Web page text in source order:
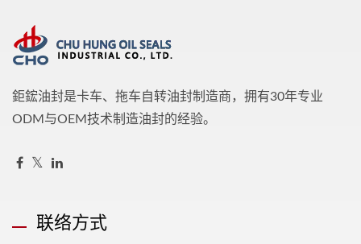
鉅鋐油封是卡车、拖车自转油封制造商，拥有30年专业
ODM与OEM技术制造油封的经验。
联络方式